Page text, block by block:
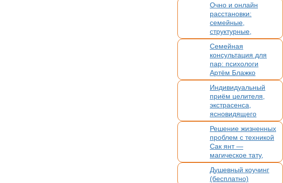
Очно и онлайн
расстановки:
семейные,
структурные,
организационные,
духовные,
кармические
Семейная
консультация для
пар: психологи
Артём Блажко
и Мария Загорская.
Очно в СПб
и онлайн
Индивидуальный
приём целителя,
экстрасенса,
ясновидящего
Решение жизненных
проблем с техникой
Сак янт —
магическое тату,
оберег и помощник
Душевный коучинг
(бесплатно)